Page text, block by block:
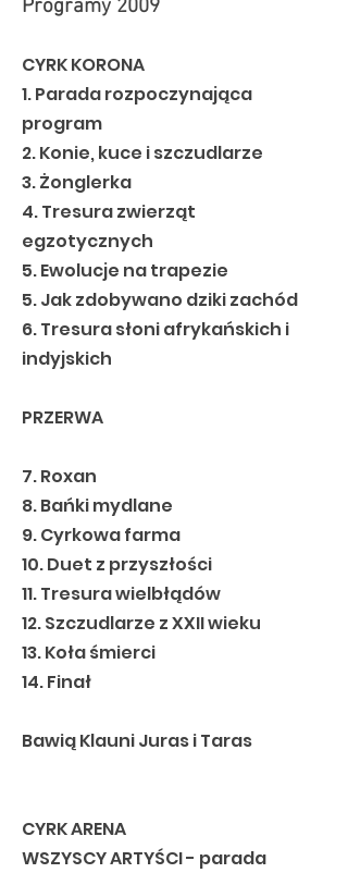
Programy 2009
CYRK KORONA
1. Parada rozpoczynająca
program
2. Konie, kuce i szczudlarze
3. Żonglerka
4. Tresura zwierząt
egzotycznych
5. Ewolucje na trapezie
5. Jak zdobywano dziki zachód
6. Tresura słoni afrykańskich i
indyjskich
PRZERWA
7. Roxan
8. Bańki mydlane
9. Cyrkowa farma
10. Duet z przyszłości
11. Tresura wielbłądów
12. Szczudlarze z XXII wieku
13. Koła śmierci
14. Finał
Bawią Klauni Juras i Taras
CYRK ARENA
WSZYSCY ARTYŚCI - parada